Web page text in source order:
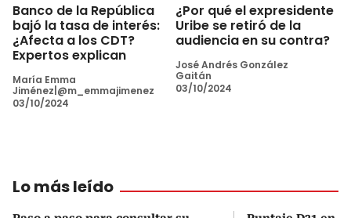
Banco de la República
bajó la tasa de interés:
¿Afecta a los CDT?
Expertos explican
María Emma
Jiménez|@m_emmajimenez
03/10/2024
¿Por qué el expresidente
Uribe se retiró de la
audiencia en su contra?
José Andrés González
Gaitán
03/10/2024
Lo más leído